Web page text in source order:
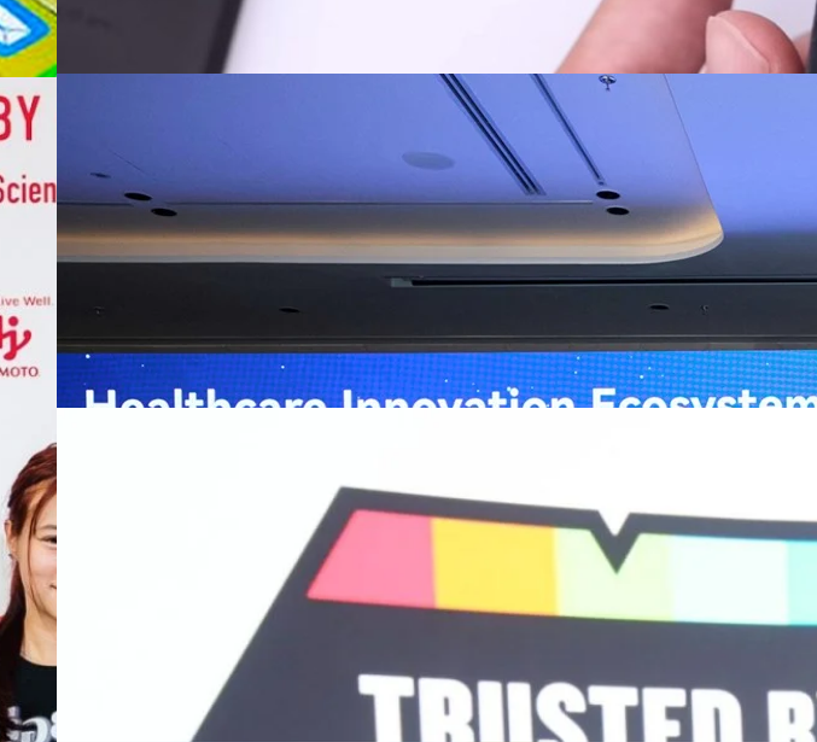
หัวเว่ยเดินหน้าปฏิวัติวงการสาธารณสุขไทยด้วย AI เปิดตัว 4 นวัตกรรมเปลี่ยน
เกมเร่งเครื่อง AI เพื่อการแพทย์ในประเทศไทย
กรุงเทพฯ, 7 สิงหาคม 2569 — หัวเว่ย จัดงาน “Huawei AI+ Healthcare Summit” ภายใต้งาน Huawei
Thailand Digital & AI Summit 2026 รวมผู้นำด้านนโยบายสาธารณสุข ผู้บริหารโรงพยาบาลชั้นนำ และ
พันธมิตรด้านเทคโนโลยีจากไทยและจีน ร่วมขับเคลื่อนอนาคตของระบบสาธารณสุขไทยด้วยนวัตกรรมและ
ปัญญาประดิษฐ์ (AI) พร้อมประกาศความร่วมมือครั้งสำคัญเพื่อยกระดับ Healthcare Ecosystem ของ
ประเทศอย่างเป็นทางการ นายปีเตอร์ จาง ประธานกลุ่มธุรกิจการศึกษาและสาธารณสุขต่างประเทศ บริษัท หัว
เว่ย เทคโนโลยี่ จำกัด ได้กล่าวถึงความมุ่งมั่นของหัวเว่ยในการสนับสนุนการเปลี่ยนผ่านสู่ยุคดิจิทัลของระบบ
สาธารณสุขไทย และบทบาทของเทคโนโลยี AI ในการยกระดับคุณภาพการให้บริการทางการแพทย์ให้เข้าถึง
ประชาชนได้อย่างทั่วถึงมากขึ้น ภายใต้แนวคิด “AI for Health, Health for All” “วันนี้ปัญญาประดิษฐ์กำลังเข้า
มาเปลี่ยนแปลงอุตสาหกรรมสาธารณสุขอย่างรวดเร็ว หัวเว่ยมีประสบการณ์ตรงจากการพัฒนาแพลตฟอร์ม
หลายแห่งในจีน เราเชื่อมั่นว่าความร่วมมือระหว่างหัวเว่ยกับพันธมิตรไทยในวันนี้จะช่วยผลักดันวิสัยทัศน์…
Read More
Recurring Revenue เร่งเครื่อง New Growth Engine พร้อมจ่ายปันผล 0.10
บริษัท ซินเน็ค (ประเทศไทย) จำกัด (มหาชน) หรือ SYNNEX โชว์ผลการดำเนินงานแข็งแกร่ง กำไรสุทธิ
ไตรมาส 2 และงวด 6 เดือนแรกของปี 2569 เติบโต 17.8% และ 17.7% จากช่วงเดียวกันของปีก่อน สูงกว่าการ
เติบโตของรายได้อย่างมีนัยสำคัญ พร้อมประกาศจ่ายเงินปันผลระหว่างกาล 0.10 บาทต่อหุ้น โดยกำหนดวันที่
ไม่ได้รับสิทธิปันผล (XD) วันที่ 19 สิงหาคม 2569 และกำหนดจ่ายเงินปันผลวันที่ 2 กันยายน 2569 นางสาวสุ
ธิดา มงคลสุธี ประธานเจ้าหน้าที่บริหาร บริษัท ซินเน็ค (ประเทศไทย) จำกัด (มหาชน) เปิดเผยว่า ในช่วงครึ่งปี
แรกบริษัทเดินหน้าขับเคลื่อน Business Transformation อย่างต่อเนื่อง ผ่านการยกระดับจากผู้จัดจำหน่าย
สินค้าไอที สู่การเป็น Digital Infrastructure Platform เพื่อรองรับการเติบโตของเศรษฐกิจ AI โดยมุ่งเพิ่ม
สัดส่วนธุรกิจที่มีมูลค่าเพิ่ม ควบคู่กับการขยายเครือข่ายพันธมิตรเทคโนโลยีระดับโลก…
| 1 days ago